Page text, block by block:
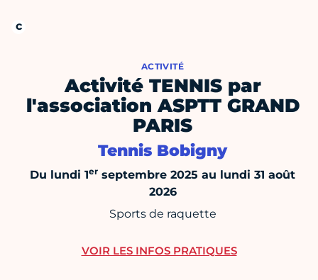
ACTIVITÉ
Activité TENNIS par
l'association ASPTT GRAND
PARIS
Tennis Bobigny
Du lundi 1er septembre 2025 au lundi 31 août
2026
Sports de raquette
VOIR LES INFOS PRATIQUES